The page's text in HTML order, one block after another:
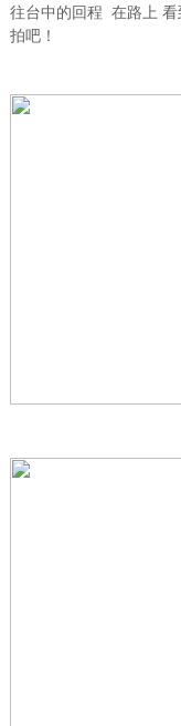
往台中的回程 在路上
拍吧！